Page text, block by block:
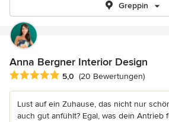
Greppin
Anna Bergner Interior Design
Durchschnittliche Bewertung: 5 von 5
5,0 (20 Bewertungen)
Lust auf ein Zuhause, das nicht nur
auch gut anfühlt? Egal, was dein Antrieb